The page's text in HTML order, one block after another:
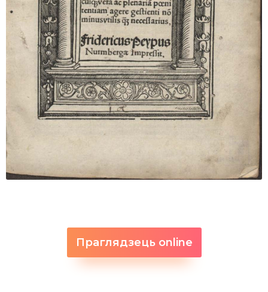
Праглядзець online